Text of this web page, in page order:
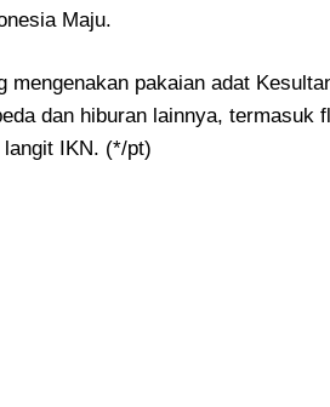
Maju.
pakaian adat
dan hiburan lainnya, termasuk
IKN. (*/pt)